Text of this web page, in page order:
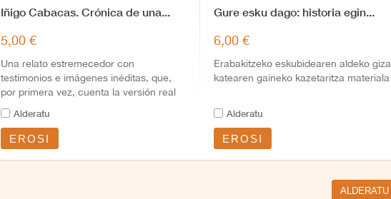
Iñigo Cabacas. Crónica de una...
5,00 €
Una relato estremecedor con
testimonios e imágenes inéditas, que,
por primera vez, cuenta la versión real
de los hechos.
Alderatu
EROSI
Gure esku dago: historia egin...
6,00 €
Erabakitzeko eskubidearen aldeko giza
katearen gaineko kazetaritza materiala
Alderatu
EROSI